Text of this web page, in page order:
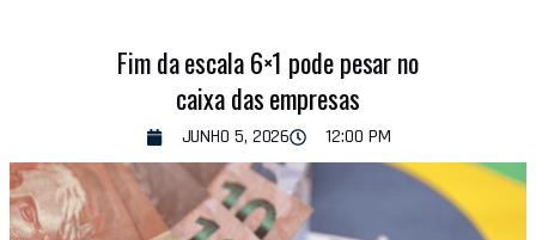
Fim da escala 6×1 pode pesar no
caixa das empresas
JUNHO 5, 2026 12:00 PM